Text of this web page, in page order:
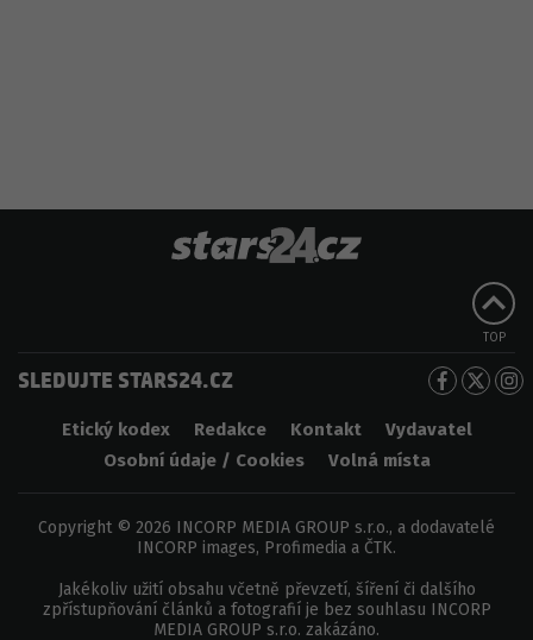
TOP
SLEDUJTE STARS24.CZ
Etický kodex Redakce Kontakt
Vydavatel
Osobní údaje / Cookies
Volná místa
Copyright © 2026 INCORP MEDIA GROUP s.r.o., a dodavatelé
INCORP images, Profimedia a ČTK.
Jakékoliv užití obsahu včetně převzetí, šíření či dalšího
zpřístupňování článků a fotografií je bez souhlasu INCORP
MEDIA GROUP s.r.o. zakázáno.